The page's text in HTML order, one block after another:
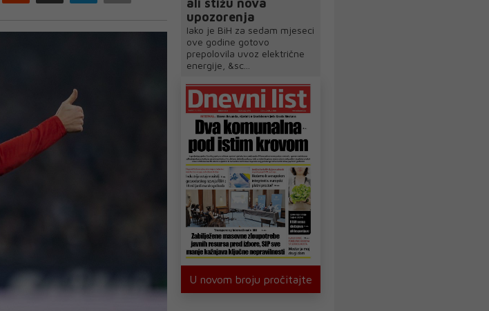
ali stižu nova
upozorenja
Iako je BiH za sedam mjeseci
ove godine gotovo
prepolovila uvoz električne
energije, &sc...
U novom broju pročitajte